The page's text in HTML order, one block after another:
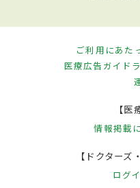
ご利用にあた
医療広告ガイド
【医
情報掲載
【ドクターズ
ログ